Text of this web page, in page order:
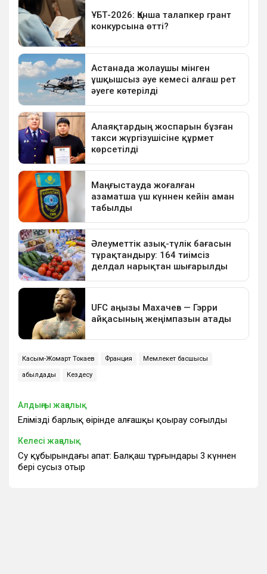
Касым-Жомарт Токаев Франция Мемлекет басшысы
қабылдады Кездесу
Алдыңғы жаңалық
Еліміздің барлық өңірінде алғашқы қоңырау соғылды
Келесі жаңалық
Су құбырындағы апат: Балқаш тұрғындары 3 күннен
бері сусыз отыр